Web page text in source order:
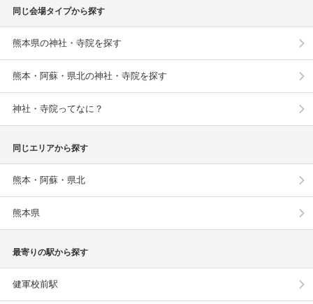
同じ会場タイプから探す
熊本県の神社・寺院を探す
熊本・阿蘇・県北の神社・寺院を探す
神社・寺院ってなに？
同じエリアから探す
熊本・阿蘇・県北
熊本県
最寄りの駅から探す
健軍校前駅